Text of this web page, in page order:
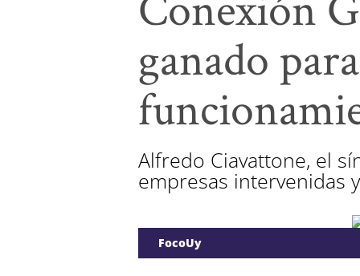
ganado
Alfredo Ciavattone, el
empresas intervenidas
FocoUy